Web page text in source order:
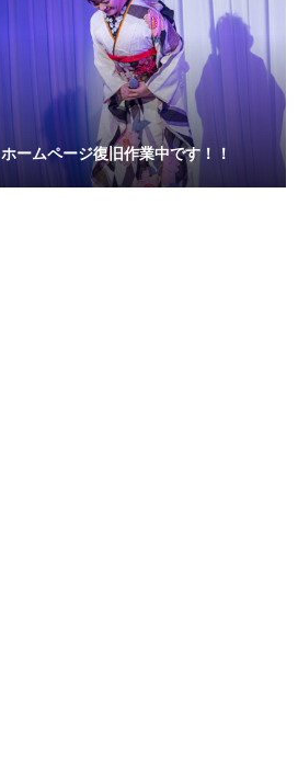
ホームページ復旧作業中です！！